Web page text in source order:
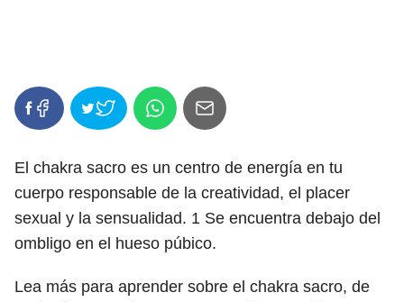
El chakra sacro es un centro de energía en tu
cuerpo responsable de la creatividad, el placer
sexual y la sensualidad. 1 Se encuentra debajo del
ombligo en el hueso púbico.
Lea más para aprender sobre el chakra sacro, de